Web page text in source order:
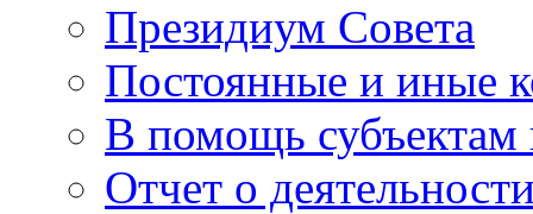
Президиум Совета
Постоянные и иные
В помощь субъектам
Отчет о